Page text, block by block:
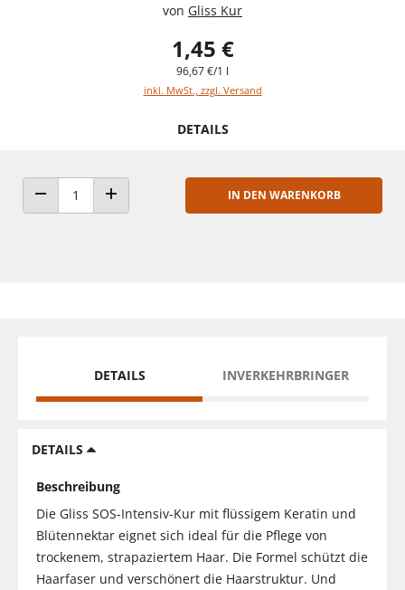
von Gliss Kur
1,45 €
96,67 €/1 l
inkl. MwSt., zzgl. Versand
DETAILS
ANZAHL VERRINGERNANZAHL ERHÖHEN
IN DEN WARENKORB
DETAILS INVERKEHRBRINGER
DETAILS
Beschreibung
Die Gliss SOS-Intensiv-Kur mit flüssigem Keratin und
Blütennektar eignet sich ideal für die Pflege von
trockenem, strapaziertem Haar. Die Formel schützt die
Haarfaser und verschönert die Haarstruktur. Und